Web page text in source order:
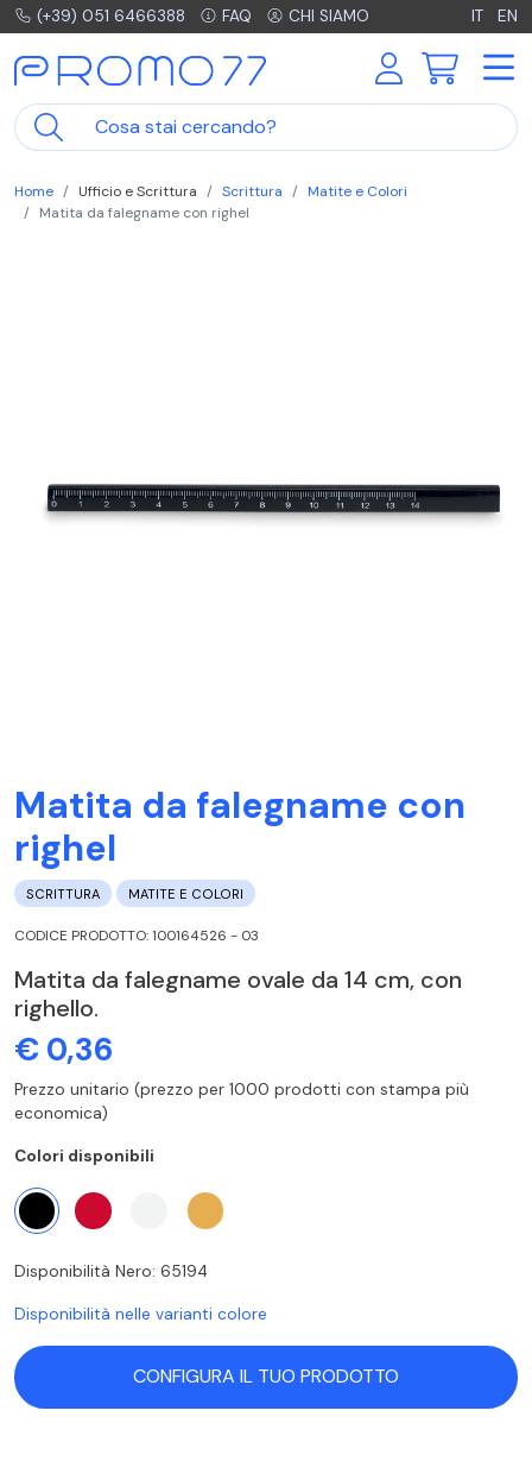
(+39) 051 6466388 FAQ CHI SIAMO IT EN
Home Ufficio e Scrittura Scrittura
Matite e Colori
Matita da falegname con righel
Matita da falegname con
righel
SCRITTURA MATITE E COLORI
CODICE PRODOTTO: 100164526 - 03
Matita da falegname ovale da 14 cm, con
righello.
€ 0,36
Prezzo unitario (prezzo per 1000 prodotti con stampa più
economica)
Colori disponibili
Disponibilità Nero: 65194
Disponibilità nelle varianti colore
CONFIGURA IL TUO PRODOTTO